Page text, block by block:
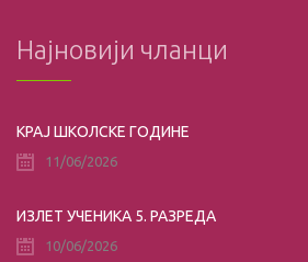
Најновији чланци
КРАЈ ШКОЛСКЕ ГОДИНЕ
11/06/2026
ИЗЛЕТ УЧЕНИКА 5. РАЗРЕДА
10/06/2026